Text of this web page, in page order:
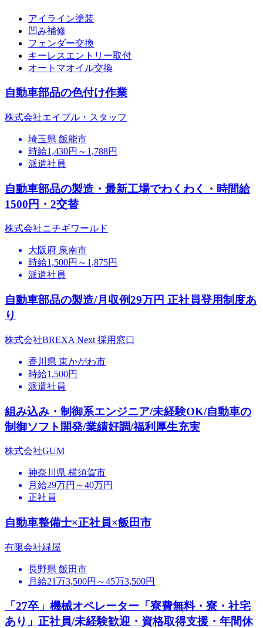
アイライン塗装
凹み補修
フェンダー交換
キーレスエントリー取付
オートマオイル交換
自動車部品の色付け作業
株式会社エイブル・スタッフ
埼玉県 飯能市
時給1,430円～1,788円
派遣社員
自動車部品の製造・最新工場でわくわく・時間給
1500円・2交替
株式会社ニチギワールド
大阪府 泉南市
時給1,500円～1,875円
派遣社員
自動車部品の製造/月収例29万円 正社員登用制度あ
り
株式会社BREXA Next 採用窓口
香川県 東かがわ市
時給1,500円
派遣社員
組み込み・制御系エンジニア/未経験OK/自動車の
制御ソフト開発/業績好調/福利厚生充実
株式会社GUM
神奈川県 横須賀市
月給29万円～40万円
正社員
自動車整備士×正社員×飯田市
有限会社緑屋
長野県 飯田市
月給21万3,500円～45万3,500円
「27卒」機械オペレーター「寮費無料・寮・社宅
あり」正社員/未経験歓迎・資格取得支援・年間休